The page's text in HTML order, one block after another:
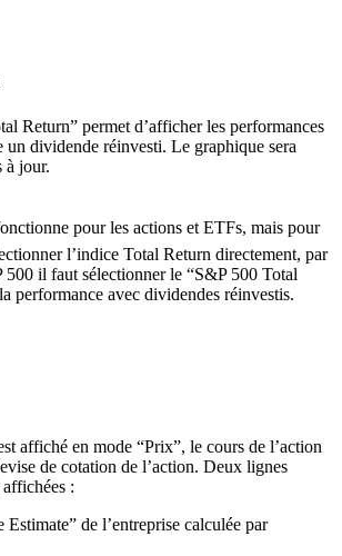
Return” permet d’afficher les performances
un dividende réinvesti. Le graphique sera
à jour.
pour les actions et ETFs, mais pour
l’indice Total Return directement, par
il faut sélectionner le “S&P 500 Total
performance avec dividendes réinvestis.
affiché en mode “Prix”, le cours de l’action
de cotation de l’action. Deux lignes
:
de l’entreprise calculée par